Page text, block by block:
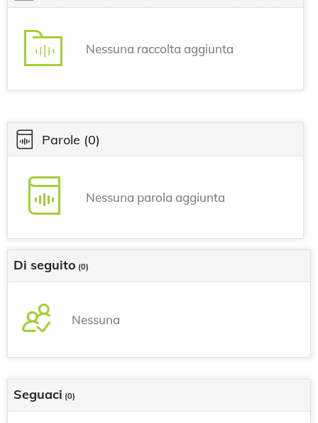
Nessuna raccolta aggiunta
Parole (0)
Nessuna parola aggiunta
Di seguito (0)
Nessuna
Seguaci (0)